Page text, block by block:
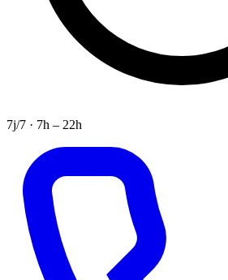
7j/7 · 7h – 22h